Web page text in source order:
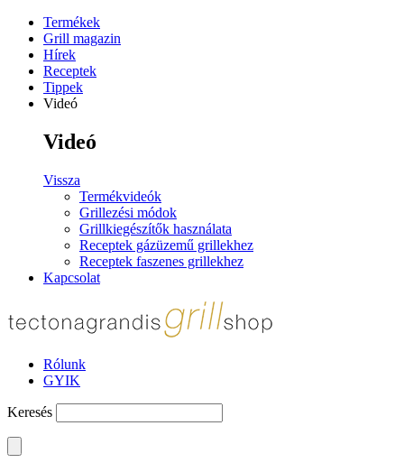
Termékek
Grill magazin
Hírek
Receptek
Tippek
Videó
Videó
Vissza
Termékvideók
Grillezési módok
Grillkiegészítők használata
Receptek gázüzemű grillekhez
Receptek faszenes grillekhez
Kapcsolat
Rólunk
GYIK
Keresés